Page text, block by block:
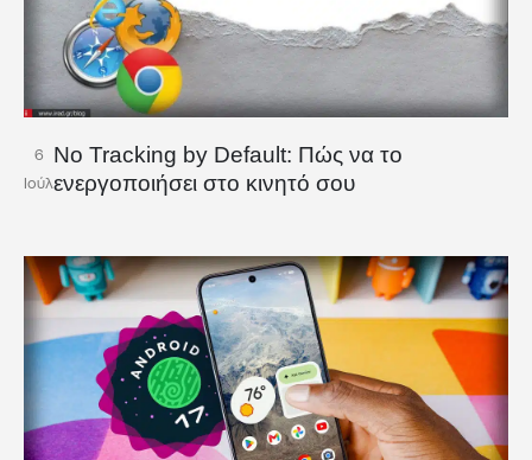
6
Ιούλ
No Tracking by Default: Πώς να το
ενεργοποιήσει στο κινητό σου